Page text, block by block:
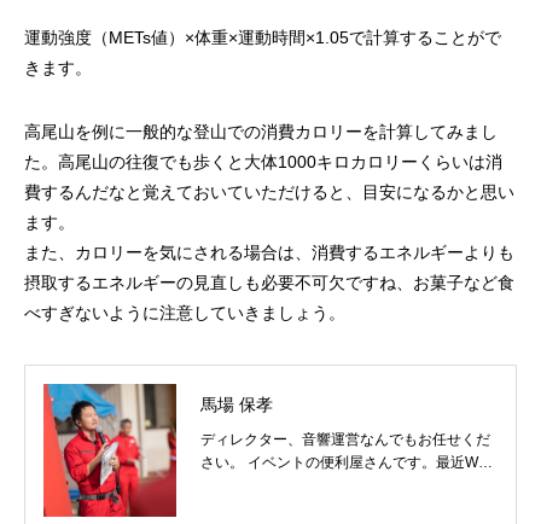
運動強度（METs値）×体重×運動時間×1.05で計算することがで
きます。
高尾山を例に一般的な登山での消費カロリーを計算してみまし
た。高尾山の往復でも歩くと大体1000キロカロリーくらいは消
費するんだなと覚えておいていただけると、目安になるかと思い
ます。
また、カロリーを気にされる場合は、消費するエネルギーよりも
摂取するエネルギーの見直しも必要不可欠ですね、お菓子など食
べすぎないように注意していきましょう。
馬場 保孝
ディレクター、音響運営なんでもお任せくだ
さい。 イベントの便利屋さんです。最近WEB